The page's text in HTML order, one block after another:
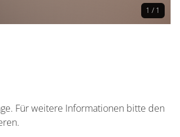
1 / 1
Für weitere Informationen bitte den